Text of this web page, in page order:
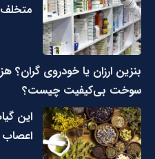
متخلف
بنزین ارزان یا خودروی گران؟
سوخت بی‌کیفیت چیست؟
این